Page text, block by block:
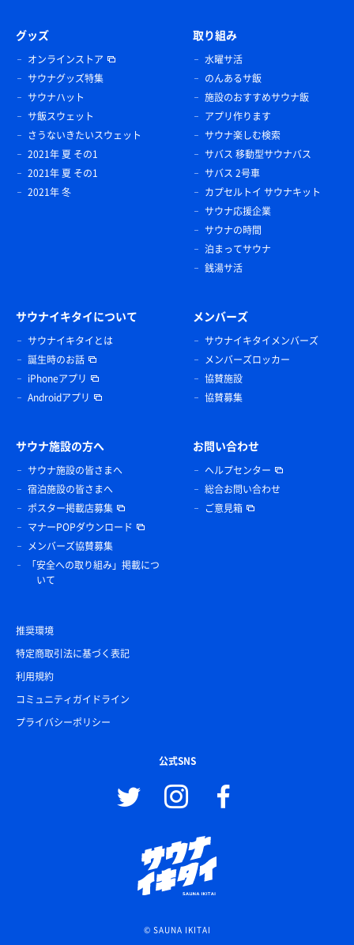
グッズ
オンラインストア
サウナグッズ特集
サウナハット
サ飯スウェット
さうないきたいスウェット
2021年 夏 その1
2021年 夏 その1
2021年 冬
取り組み
水曜サ活
のんあるサ飯
施設のおすすめサウナ飯
アプリ作ります
サウナ楽しむ検索
サバス 移動型サウナバス
サバス 2号車
カプセルトイ サウナキット
サウナ応援企業
サウナの時間
泊まってサウナ
銭湯サ活
サウナイキタイについて
サウナイキタイとは
誕生時のお話
iPhoneアプリ
Androidアプリ
メンバーズ
サウナイキタイメンバーズ
メンバーズロッカー
協賛施設
協賛募集
サウナ施設の方へ
サウナ施設の皆さまへ
宿泊施設の皆さまへ
ポスター掲載店募集
マナーPOPダウンロード
メンバーズ協賛募集
「安全への取り組み」掲載につ
いて
お問い合わせ
ヘルプセンター
総合お問い合わせ
ご意見箱
推奨環境
特定商取引法に基づく表記
利用規約
コミュニティガイドライン
プライバシーポリシー
公式SNS
© SAUNA IKITAI